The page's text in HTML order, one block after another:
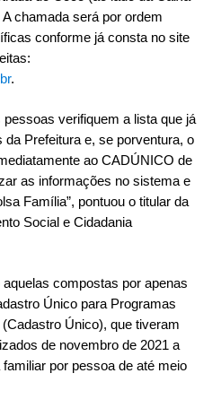
chamada será por ordem
conforme já consta no site
.
verifiquem a lista que já
Prefeitura e, se porventura, o
ao CADÚNICO de
as informações no sistema e
Família”, pontuou o titular da
Social e Cidadania
compostas por apenas
Único para Programas
Único), que tiveram
de novembro de 2021 a
por pessoa de até meio